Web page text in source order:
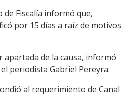
Fiscalía informó que,
por 15 días a raíz de motivos
apartada de la causa, informó
periodista Gabriel Pereyra.
al requerimiento de Canal